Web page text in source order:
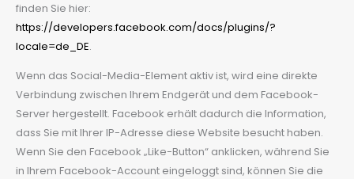
finden Sie hier:
https://developers.facebook.com/docs/plugins/?
locale=de_DE.
Wenn das Social-Media-Element aktiv ist, wird eine direkte
Verbindung zwischen Ihrem Endgerät und dem Facebook-
Server hergestellt. Facebook erhält dadurch die Information,
dass Sie mit Ihrer IP-Adresse diese Website besucht haben.
Wenn Sie den Facebook „Like-Button“ anklicken, während Sie
in Ihrem Facebook-Account eingeloggt sind, können Sie die